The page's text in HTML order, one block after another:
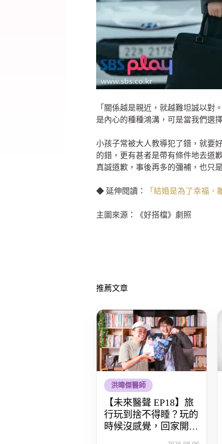
「關係越是親近，就越難坦誠以
是內心的種種鴻溝，可是當我們選
小孩子常被大人教導犯了錯，就要
的錯，更有甚者是帶有條件地去道
真誠道歉，事後再多的彌補，也只
◆ 延伸閱讀： 「結婚是為了幸福
主圖來源：《好搭檔》劇照
推薦文章
洪暐傑醫師
【未來醫聲 EP18】旅
行玩到捨不得睡？玩的
時候沒感覺，回家開始